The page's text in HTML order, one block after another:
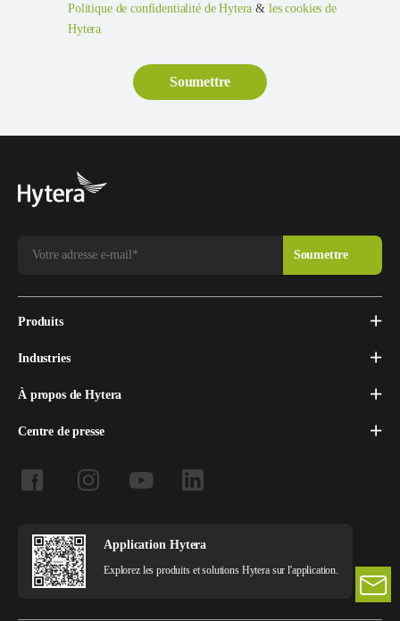
Politique de confidentialité de Hytera & les cookies de
Hytera
Produits
Industries
À propos de Hytera
Centre de presse
Application Hytera
Explorez les produits et solutions Hytera sur l'application.